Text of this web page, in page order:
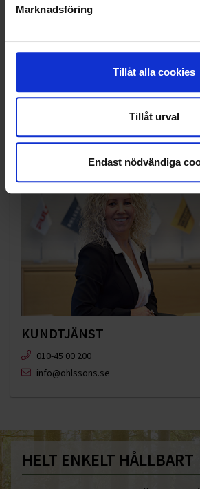
Marknadsföring
Tillåt alla cookies
Tillåt urval
Endast nödvändiga
RENHÅLLNING
SAMARBETEN
VELLINGE
KUNDTJÄNST
010-45 00 200​
info@ohlssons.se
HELT ENKELT HÅLLBART